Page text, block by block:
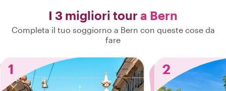
I 3 migliori tour a Bern
Completa il tuo soggiorno a Bern con queste cose da
fare
1 2